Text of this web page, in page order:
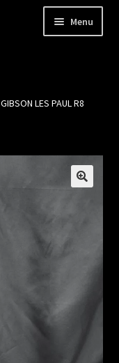
Menu
le
menu
enfant
GIBSON LES PAUL R8